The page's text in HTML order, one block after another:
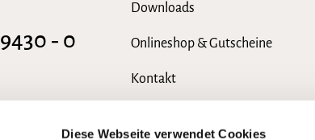
Diese Webseite verwendet Cookies
‑ 0
Downloads
Onlineshop & Gutscheine
Kontakt